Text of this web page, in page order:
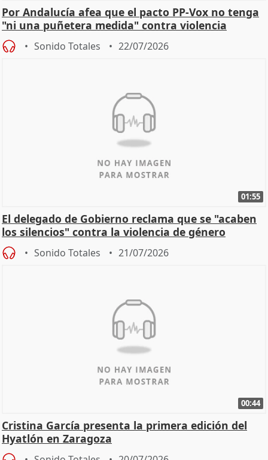
Por Andalucía afea que el pacto PP-Vox no tenga
"ni una puñetera medida" contra violencia
machista
Sonido Totales 22/07/2026
01:55
El delegado de Gobierno reclama que se "acaben
los silencios" contra la violencia de género
Sonido Totales 21/07/2026
00:44
Cristina García presenta la primera edición del
Hyatlón en Zaragoza